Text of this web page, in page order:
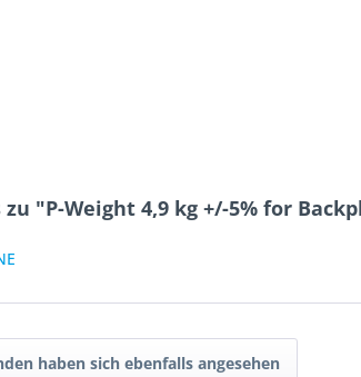
"P-Weight 4,9 kg +/-5% for
haben sich ebenfalls angesehen